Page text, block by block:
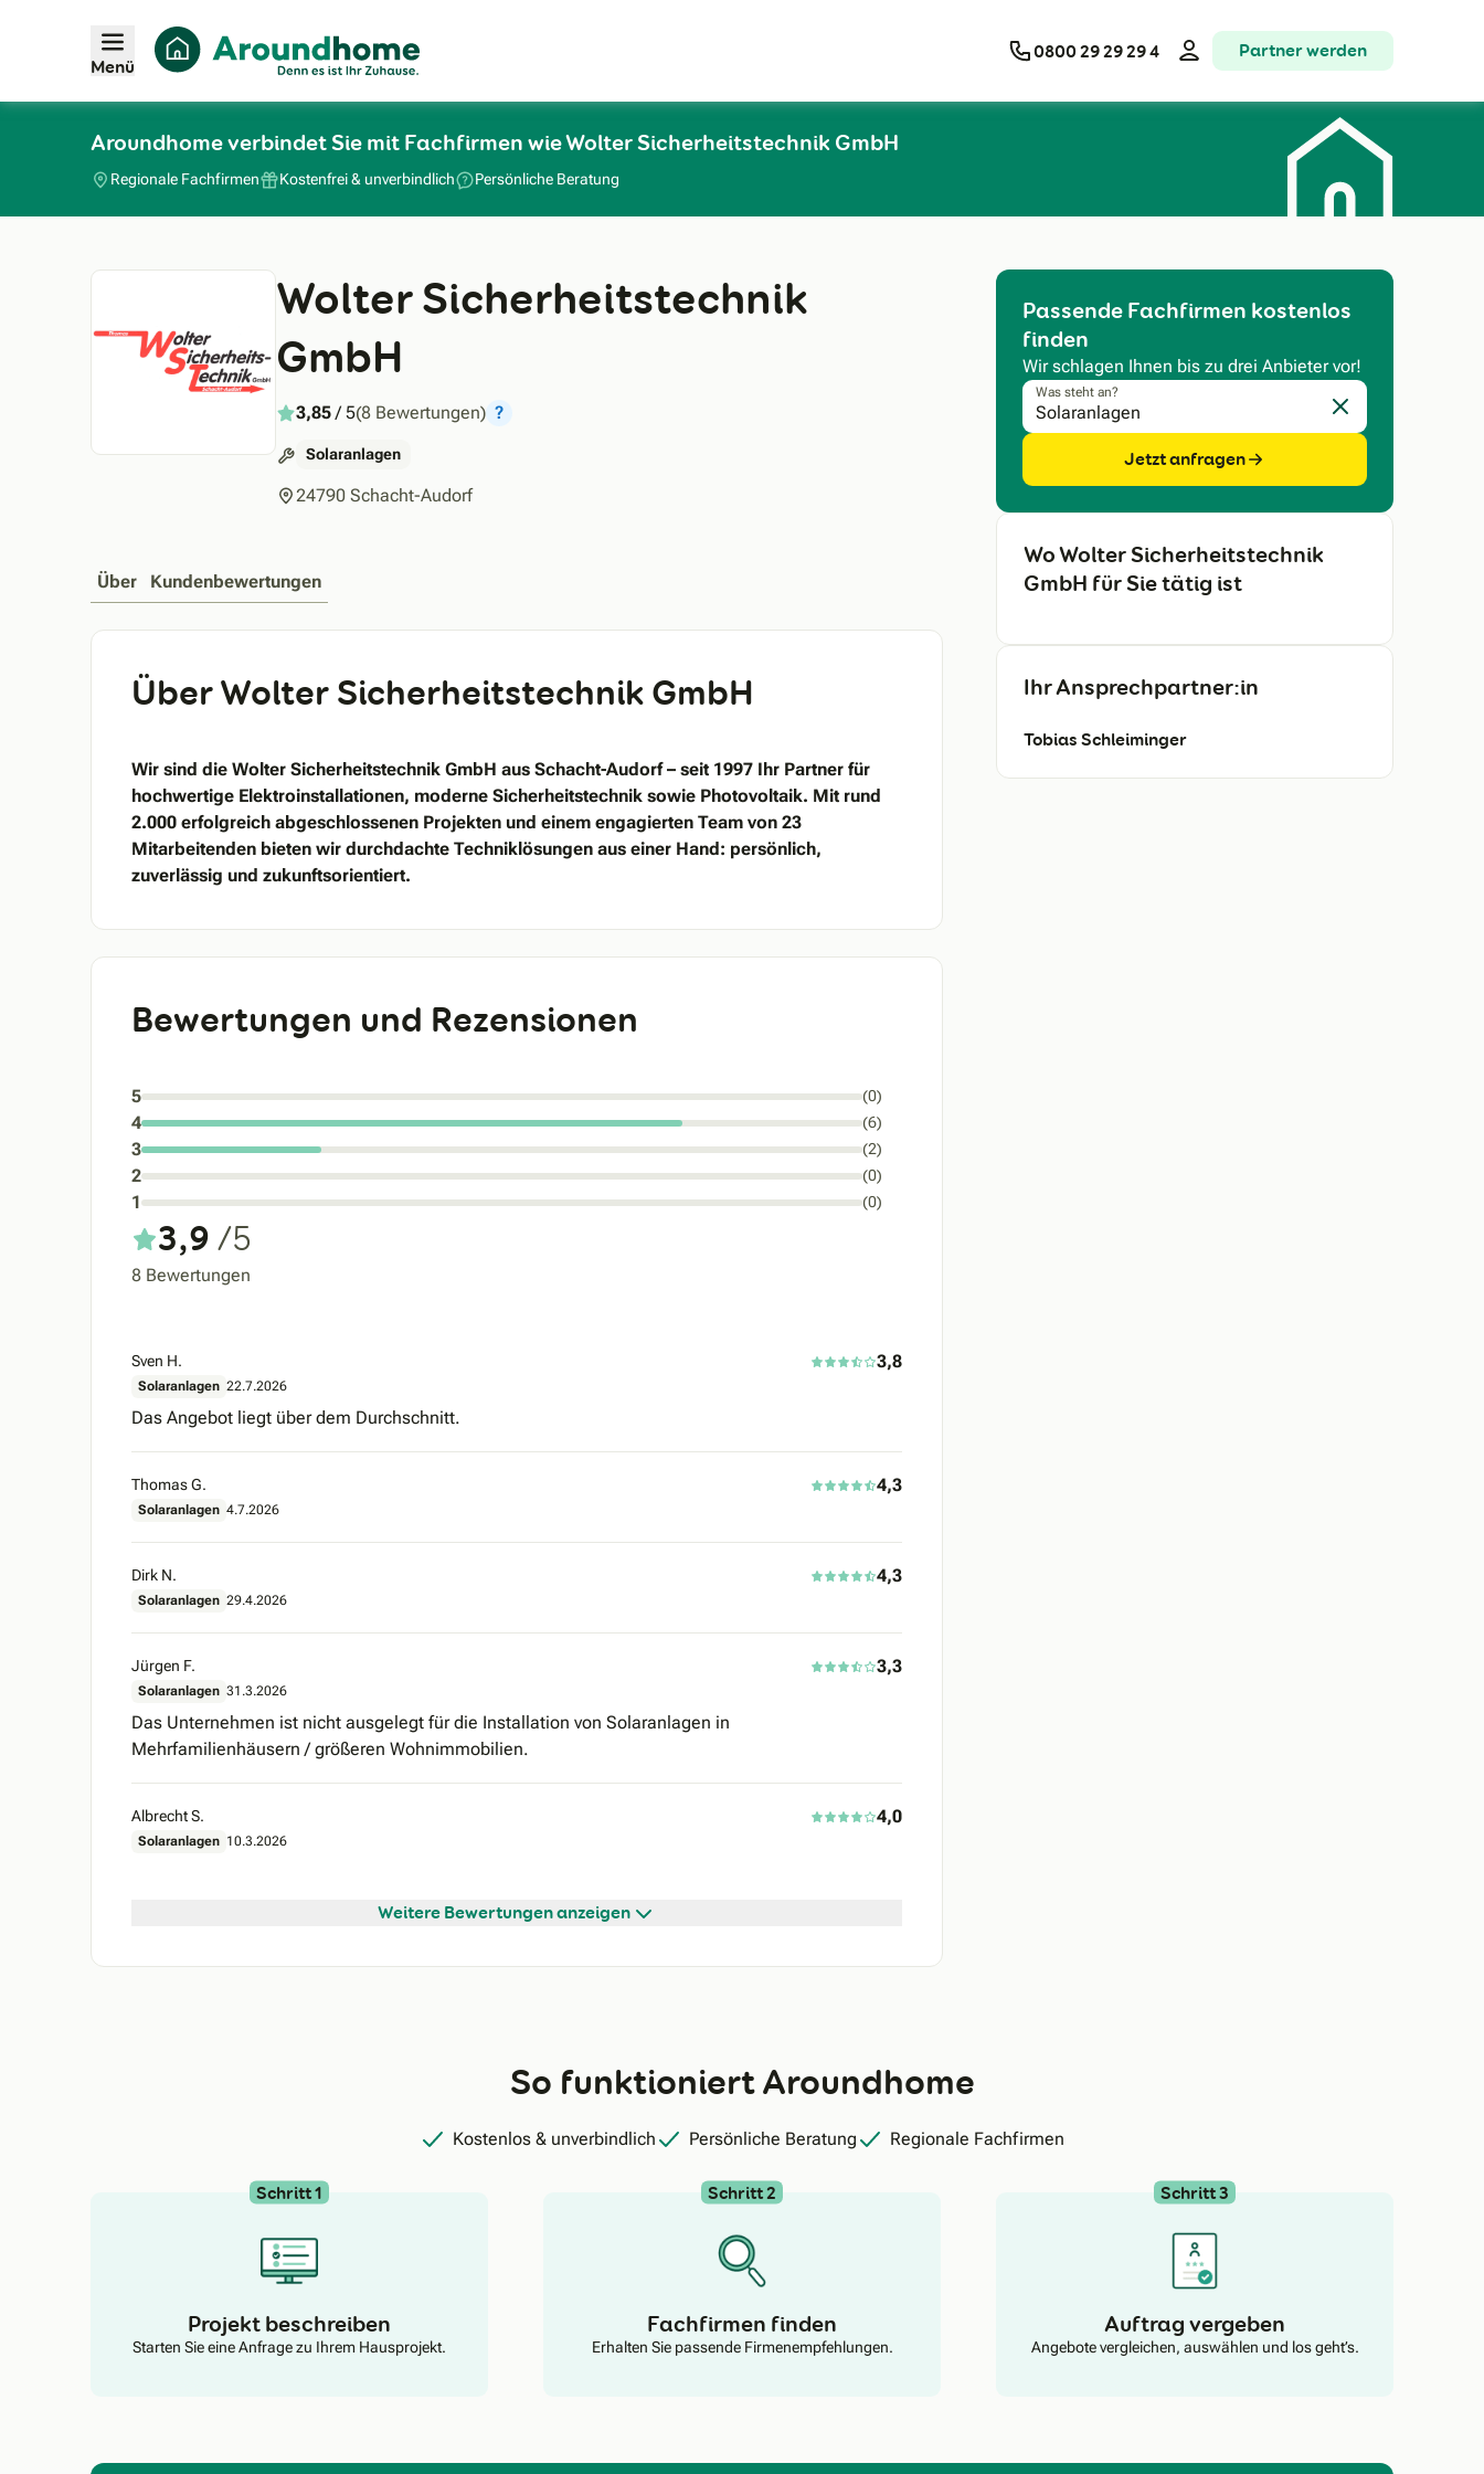
Menü
0800 29 29 29 4 Partner werden
Aroundhome verbindet Sie mit Fachfirmen wie Wolter Sicherheitstechnik GmbH
Regionale Fachfirmen Kostenfrei & unverbindlich Persönliche Beratung
Wolter Sicherheitstechnik
GmbH
3,85/ 5(8 Bewertungen) ?
Solaranlagen
24790 Schacht-Audorf
Über Kundenbewertungen
Über Wolter Sicherheitstechnik GmbH
Wir sind die Wolter Sicherheitstechnik GmbH aus Schacht-Audorf – seit 1997 Ihr Partner für
hochwertige Elektroinstallationen, moderne Sicherheitstechnik sowie Photovoltaik. Mit rund
2.000 erfolgreich abgeschlossenen Projekten und einem engagierten Team von 23
Mitarbeitenden bieten wir durchdachte Techniklösungen aus einer Hand: persönlich,
zuverlässig und zukunftsorientiert.
Bewertungen und Rezensionen
5 (0)
4 (6)
3 (2)
2 (0)
1 (0)
3,9 /5
8 Bewertungen
Sven H. 3,8
Solaranlagen 22.7.2026
Das Angebot liegt über dem Durchschnitt.
Thomas G. 4,3
Solaranlagen 4.7.2026
Dirk N. 4,3
Solaranlagen 29.4.2026
Jürgen F. 3,3
Solaranlagen 31.3.2026
Das Unternehmen ist nicht ausgelegt für die Installation von Solaranlagen in
Mehrfamilienhäusern / größeren Wohnimmobilien.
Albrecht S. 4,0
Solaranlagen 10.3.2026
Weitere Bewertungen anzeigen
Passende Fachfirmen kostenlos
finden
Wir schlagen Ihnen bis zu drei Anbieter vor!
Was steht an?
Eingabe löschen
Jetzt anfragen
Wo Wolter Sicherheitstechnik
GmbH für Sie tätig ist
Ihr Ansprechpartner:in
Tobias Schleiminger
So funktioniert Aroundhome
Kostenlos & unverbindlich Persönliche Beratung Regionale Fachfirmen
Schritt 1
Projekt beschreiben
Starten Sie eine Anfrage zu Ihrem Hausprojekt.
Schritt 2
Fachfirmen finden
Erhalten Sie passende Firmenempfehlungen.
Schritt 3
Auftrag vergeben
Angebote vergleichen, auswählen und los geht’s.